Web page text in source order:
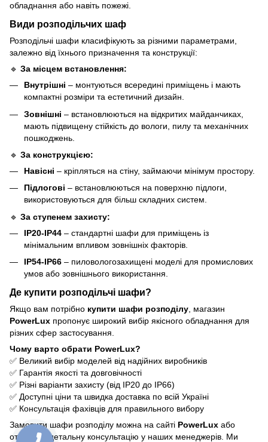
обладнання або навіть пожежі.
Види розподільчих шаф
Розподільчі шафи класифікують за різними параметрами,
залежно від їхнього призначення та конструкції:
🔹 За місцем встановлення:
Внутрішні – монтуються всередині приміщень і мають
компактні розміри та естетичний дизайн.
Зовнішні – встановлюються на відкритих майданчиках,
мають підвищену стійкість до вологи, пилу та механічних
пошкоджень.
🔹 За конструкцією:
Навісні – кріпляться на стіну, займаючи мінімум простору.
Підлогові – встановлюються на поверхню підлоги,
використовуються для більш складних систем.
🔹 За ступенем захисту:
IP20-IP44 – стандартні шафи для приміщень із
мінімальним впливом зовнішніх факторів.
IP54-IP66 – пиловологозахищені моделі для промислових
умов або зовнішнього використання.
Де купити розподільчі шафи?
Якщо вам потрібно купити шафи розподілу , магазин
PowerLux пропонує широкий вибір якісного обладнання для
різних сфер застосування.
Чому варто обрати PowerLux?
✅ Великий вибір моделей від надійних виробників
✅ Гарантія якості та довговічності
✅ Різні варіанти захисту (від IP20 до IP66)
✅ Доступні ціни та швидка доставка по всій Україні
✅ Консультація фахівців для правильного вибору
Замовити шафи розподілу можна на сайті PowerLux або
отримати детальну консультацію у наших менеджерів. Ми